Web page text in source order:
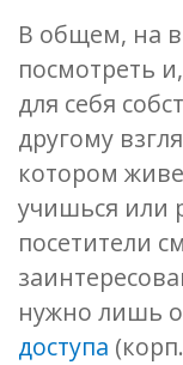
В общем, на
посмотреть
для себя
другому
котором
учишься или
посетители
нужно лишь
доступа